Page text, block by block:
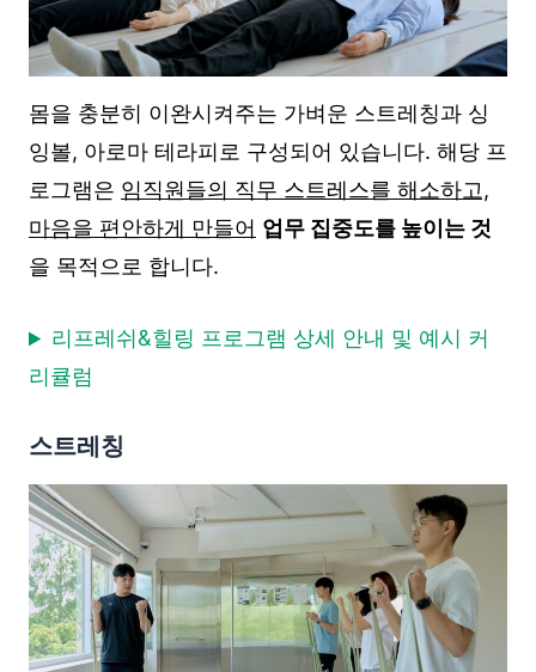
몸을 충분히 이완시켜주는 가벼운 스트레칭과 싱
잉볼, 아로마 테라피로 구성되어 있습니다. 해당 프
로그램은 임직원들의 직무 스트레스를 해소하고,
마음을 편안하게 만들어 업무 집중도를 높이는 것
을 목적으로 합니다.
리프레쉬&힐링 프로그램 상세 안내 및 예시 커
리큘럼
스트레칭